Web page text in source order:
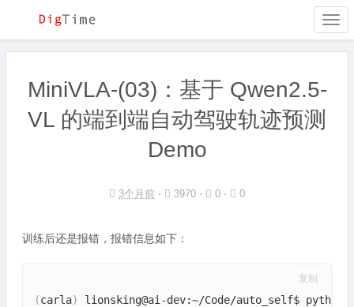
MiniVLA-(03)：基于 Qwen2.5-
VL 的端到端自动驾驶轨迹预测
Demo
3个月前 ⋅ 3970 ⋅ 0 ⋅ 0
训练后还是报错，报错信息如下：
(carla) lionsking@ai-dev:~/Code/auto_self$
复制